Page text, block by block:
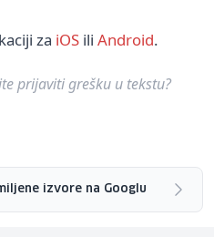
za iOS ili Android.
prijaviti grešku u tekstu?
izvore na Googlu